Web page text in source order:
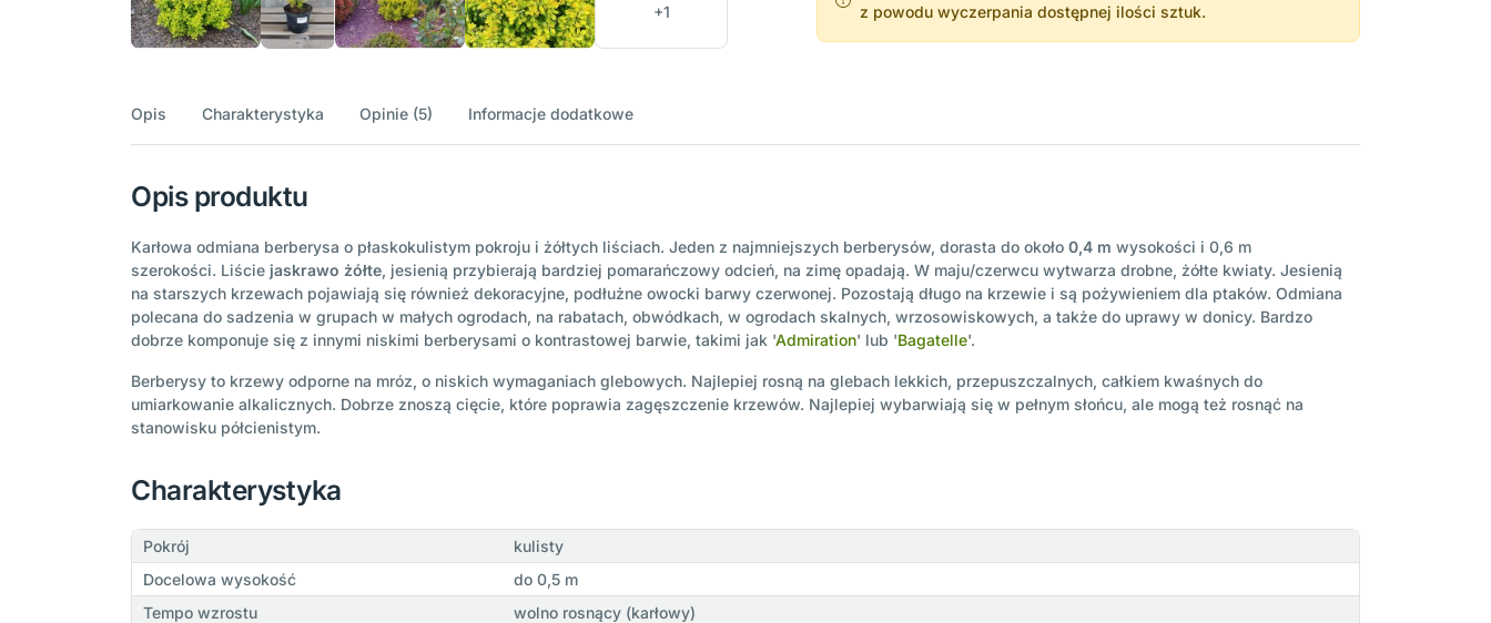
+1
z powodu wyczerpania dostępnej ilości sztuk.
Opis Charakterystyka Opinie (5) Informacje dodatkowe
Opis produktu
Karłowa odmiana berberysa o płaskokulistym pokroju i żółtych liściach. Jeden z najmniejszych berberysów, dorasta do około 0,4 m wysokości i 0,6 m
szerokości. Liście jaskrawo żółte, jesienią przybierają bardziej pomarańczowy odcień, na zimę opadają. W maju/czerwcu wytwarza drobne, żółte kwiaty. Jesienią
na starszych krzewach pojawiają się również dekoracyjne, podłużne owocki barwy czerwonej. Pozostają długo na krzewie i są pożywieniem dla ptaków. Odmiana
polecana do sadzenia w grupach w małych ogrodach, na rabatach, obwódkach, w ogrodach skalnych, wrzosowiskowych, a także do uprawy w donicy. Bardzo
dobrze komponuje się z innymi niskimi berberysami o kontrastowej barwie, takimi jak 'Admiration' lub 'Bagatelle'.
Berberysy to krzewy odporne na mróz, o niskich wymaganiach glebowych. Najlepiej rosną na glebach lekkich, przepuszczalnych, całkiem kwaśnych do
umiarkowanie alkalicznych. Dobrze znoszą cięcie, które poprawia zagęszczenie krzewów. Najlepiej wybarwiają się w pełnym słońcu, ale mogą też rosnąć na
stanowisku półcienistym.
Charakterystyka
Pokrój
kulisty
Docelowa wysokość
do 0,5 m
Tempo wzrostu
wolno rosnący (karłowy)